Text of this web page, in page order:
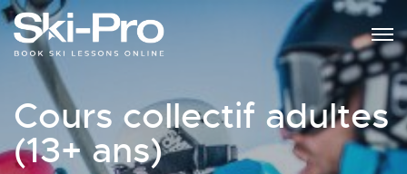
Cours collectif adultes
(13+ ans)